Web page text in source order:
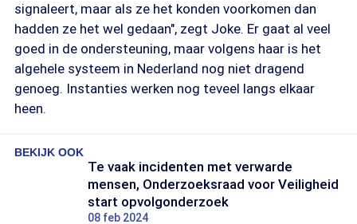
signaleert, maar als ze het konden voorkomen dan
hadden ze het wel gedaan", zegt Joke. Er gaat al veel
goed in de ondersteuning, maar volgens haar is het
algehele systeem in Nederland nog niet dragend
genoeg. Instanties werken nog teveel langs elkaar
heen.
BEKIJK OOK
Te vaak incidenten met verwarde
mensen, Onderzoeksraad voor Veiligheid
start opvolgonderzoek
08 feb 2024